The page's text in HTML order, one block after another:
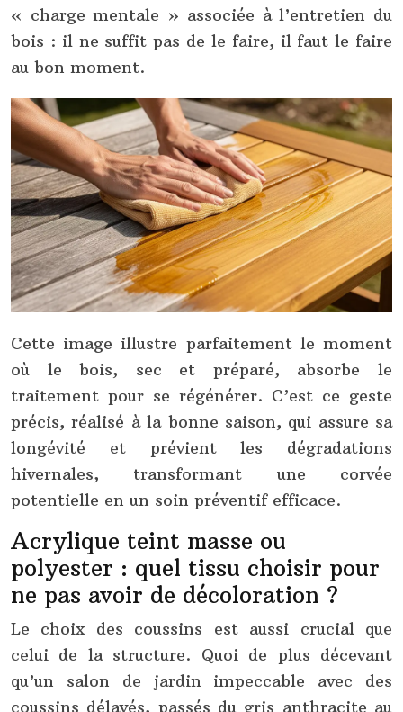
« charge mentale » associée à l’entretien du
bois : il ne suffit pas de le faire, il faut le faire
au bon moment.
Cette image illustre parfaitement le moment
où le bois, sec et préparé, absorbe le
traitement pour se régénérer. C’est ce geste
précis, réalisé à la bonne saison, qui assure sa
longévité et prévient les dégradations
hivernales, transformant une corvée
potentielle en un soin préventif efficace.
Acrylique teint masse ou
polyester : quel tissu choisir pour
ne pas avoir de décoloration ?
Le choix des coussins est aussi crucial que
celui de la structure. Quoi de plus décevant
qu’un salon de jardin impeccable avec des
coussins délavés, passés du gris anthracite au